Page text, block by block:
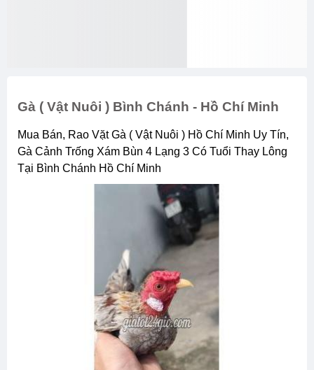
Gà ( Vật Nuôi ) Bình Chánh - Hồ Chí Minh
Mua Bán, Rao Vặt Gà ( Vật Nuôi ) Hồ Chí Minh Uy Tín,
Gà Cảnh Trống Xám Bùn 4 Lạng 3 Có Tuổi Thay Lông
Tại Bình Chánh Hồ Chí Minh